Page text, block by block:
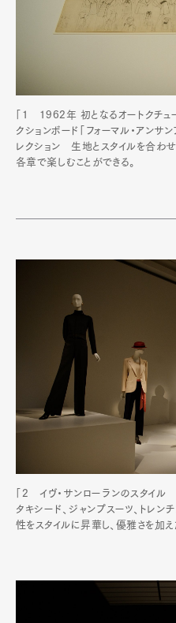
「1 1962年 初となるオートクチュ
クションボード「フォーマル・アン
レクション 生地とスタイルを合わ
各章で楽しむことができる。
「2 イヴ・サンローランのスタイ
タキシード、ジャンプスーツ、トレン
性をスタイルに昇華し、優雅さを加え